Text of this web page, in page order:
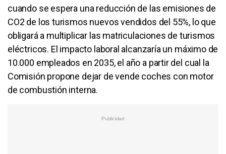
cuando se espera una reducción de las emisiones de
CO2 de los turismos nuevos vendidos del 55%, lo que
obligará a multiplicar las matriculaciones de turismos
eléctricos. El impacto laboral alcanzaría un máximo de
10.000 empleados en 2035, el año a partir del cual la
Comisión propone dejar de vende coches con motor
de combustión interna.